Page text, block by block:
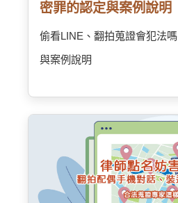
密罪的認定與案例說明
偷看LINE、翻拍蒐證會犯法
與案例說明